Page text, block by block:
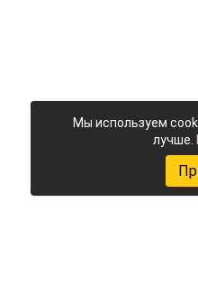
Мы используем
лучше.